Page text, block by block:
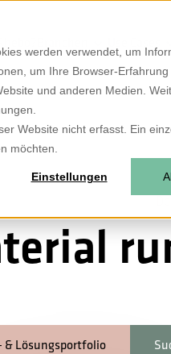
werden verwendet, um
um Ihre Browser-
und anderen Medien.
Website nicht erfasst. Ein
möchten.
Einstellungen
& Lösungsportfolio